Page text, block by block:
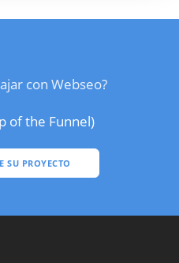
con Webseo?
of the Funnel)
SU PROYECTO